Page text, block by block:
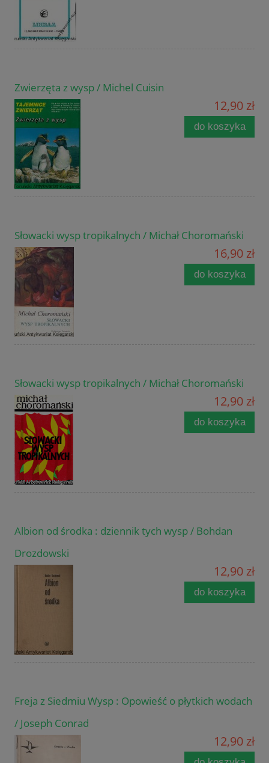
Zwierzęta z wysp / Michel Cuisin
12,90 zł
do koszyka
Słowacki wysp tropikalnych / Michał Choromański
16,90 zł
do koszyka
Słowacki wysp tropikalnych / Michał Choromański
12,90 zł
do koszyka
Albion od środka : dziennik tych wysp / Bohdan
Drozdowski
12,90 zł
do koszyka
Freja z Siedmiu Wysp : Opowieść o płytkich wodach
/ Joseph Conrad
12,90 zł